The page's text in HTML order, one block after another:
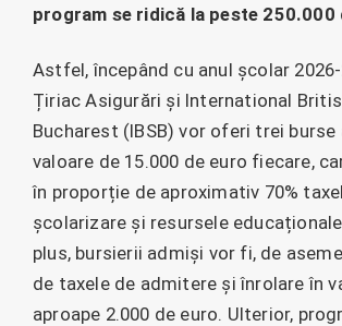
program se ridică la peste 250.000
Astfel, începând cu anul școlar
Țiriac Asigurări și International
Bucharest (IBSB) vor oferi trei burse
valoare de 15.000 de euro fiecare,
în proporție de aproximativ 70%
școlarizare și resursele
plus, bursierii admiși vor fi, de
de taxele de admitere și înrolare în
aproape 2.000 de euro. Ulterior,